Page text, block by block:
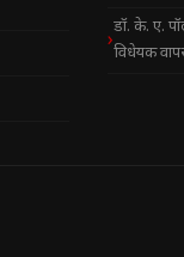
डॉ. के. ए.
विधेयक